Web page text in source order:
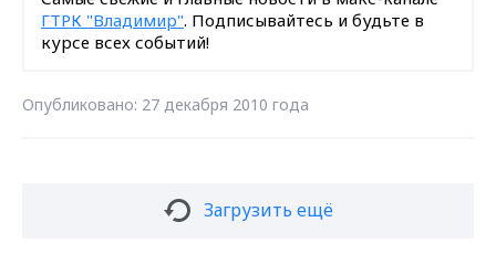
ГТРК "Владимир". Подписывайтесь и будьте в
курсе всех событий!
Опубликовано: 27 декабря 2010 года
Загрузить ещё